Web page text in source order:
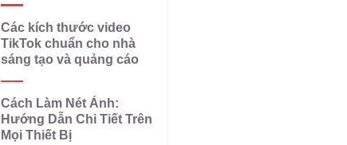
Các kích thước video
TikTok chuẩn cho nhà
sáng tạo và quảng cáo
Cách Làm Nét Ảnh:
Hướng Dẫn Chi Tiết Trên
Mọi Thiết Bị